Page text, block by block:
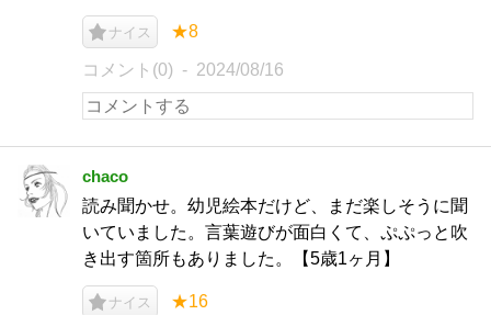
ナイス ★8
コメント(0) 2024/08/16
chaco
読み聞かせ。幼児絵本だけど、まだ楽しそうに聞
いていました。言葉遊びが面白くて、ぷぷっと吹
き出す箇所もありました。【5歳1ヶ月】
ナイス ★16